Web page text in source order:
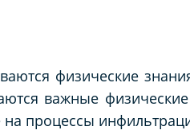
физические
важные
процессы